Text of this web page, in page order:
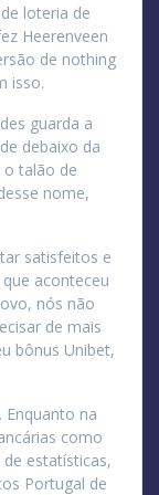
loteria de
Heerenveen
de nothing
isso.
guarda a
debaixo da
o talão de
nome,
satisfeitos e
aconteceu
nós não
de mais
bônus Unibet,
Enquanto na
como
estatísticas,
Portugal de